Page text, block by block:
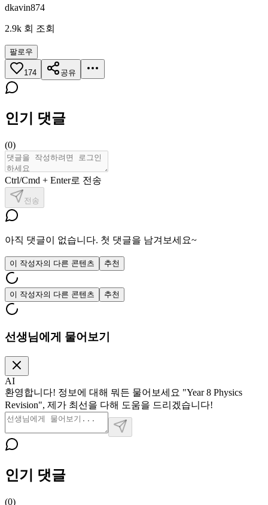
dkavin874
2.9k 회 조회
팔로우
174 공유
인기 댓글
(0)
Ctrl/Cmd + Enter로 전송
전송
아직 댓글이 없습니다. 첫 댓글을 남겨보세요~
이 작성자의 다른 콘텐츠 추천
이 작성자의 다른 콘텐츠 추천
선생님에게 물어보기
AI
환영합니다! 정보에 대해 뭐든 물어보세요 "Year 8 Physics
Revision", 제가 최선을 다해 도움을 드리겠습니다!
인기 댓글
(0)